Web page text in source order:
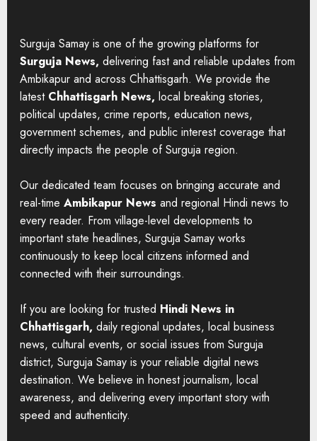
Surguja Samay is one of the growing platforms for
Surguja News, delivering fast and reliable updates from
Ambikapur and across Chhattisgarh. We provide the
latest Chhattisgarh News, local breaking stories,
political updates, crime reports, education news,
government schemes, and public interest coverage that
directly impacts the people of Surguja region.
Our dedicated team focuses on bringing accurate and
real-time Ambikapur News and regional Hindi news to
every reader. From village-level developments to
important state headlines, Surguja Samay works
continuously to keep local citizens informed and
connected with their surroundings.
If you are looking for trusted Hindi News in
Chhattisgarh, daily regional updates, local business
news, cultural events, or social issues from Surguja
district, Surguja Samay is your reliable digital news
destination. We believe in honest journalism, local
awareness, and delivering every important story with
speed and authenticity.